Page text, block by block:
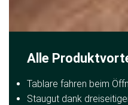
Alle
Tablare fahren beim
Staugut dank